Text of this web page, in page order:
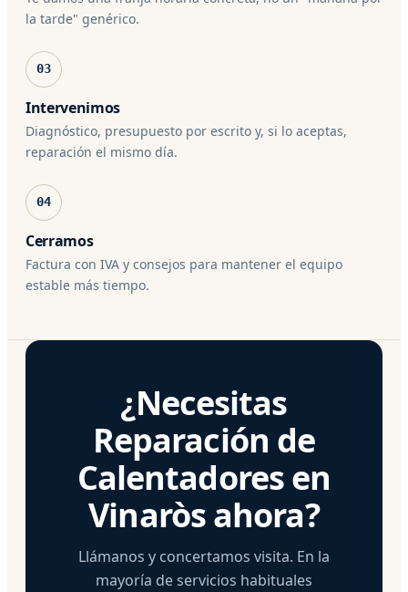
la tarde" genérico.
03
Intervenimos
Diagnóstico, presupuesto por escrito y, si lo aceptas,
reparación el mismo día.
04
Cerramos
Factura con IVA y consejos para mantener el equipo
estable más tiempo.
¿Necesitas
Reparación de
Calentadores en
Vinaròs ahora?
Llámanos y concertamos visita. En la
mayoría de servicios habituales